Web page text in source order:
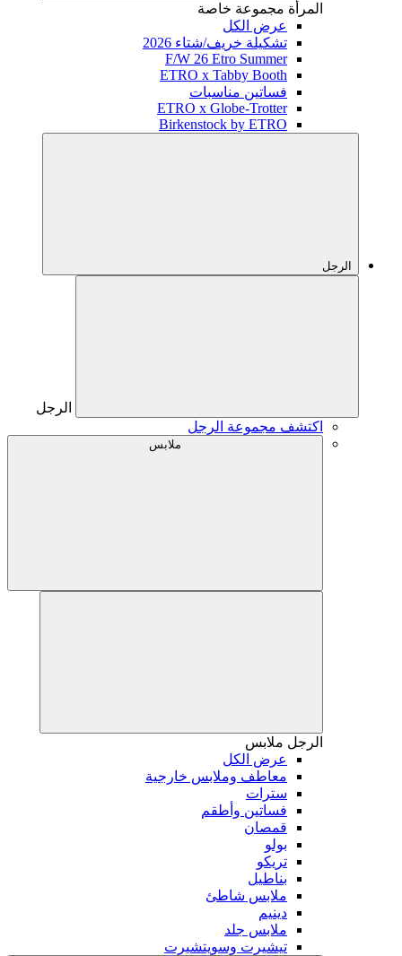
المرأة مجموعة خاصة
عرض الكل
تشكيلة خريف/شتاء 2026
F/W 26 Etro Summer
ETRO x Tabby Booth
فساتين مناسبات
ETRO x Globe-Trotter
Birkenstock by ETRO
الرجل
الرجل
اكتشف مجموعة الرجل
ملابس
الرجل ملابس
عرض الكل
معاطف وملابس خارجية
سترات
فساتين وأطقم
قمصان
بولو
تريكو
بناطيل
ملابس شاطئ
دينيم
ملابس جلد
تيشيرت وسويتشيرت